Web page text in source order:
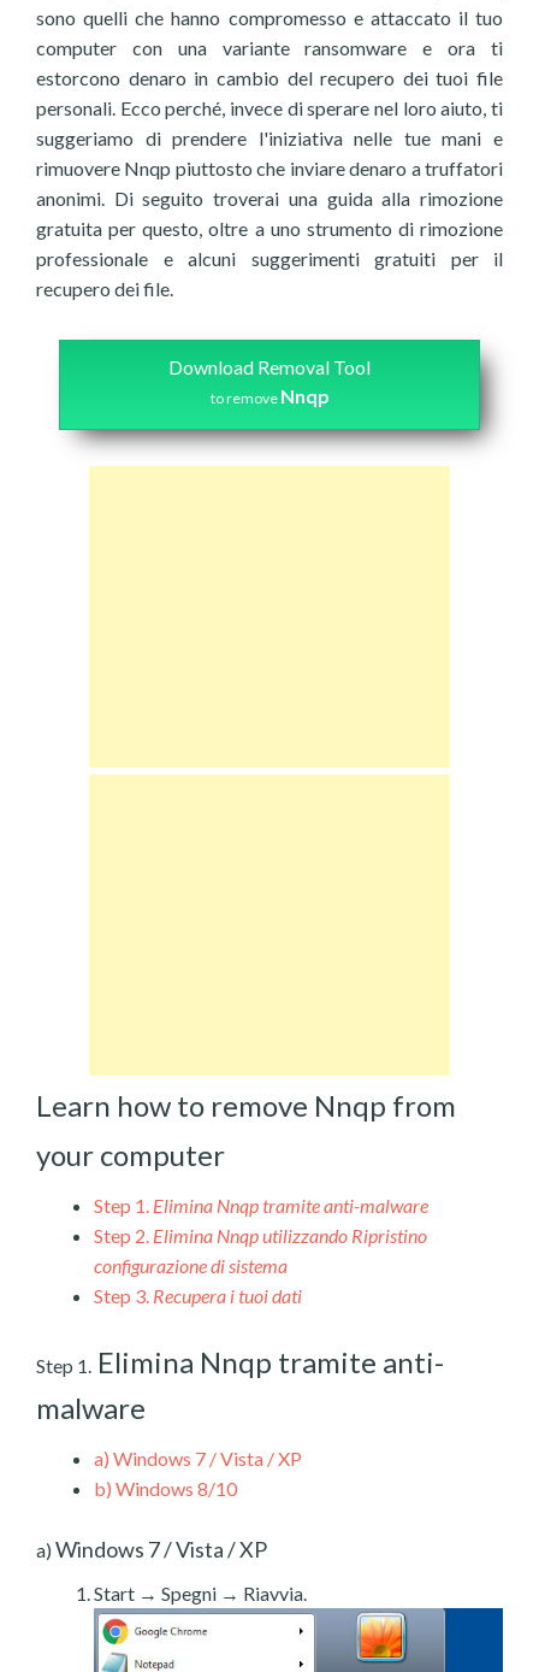
sono quelli che hanno compromesso e attaccato il tuo
computer con una variante ransomware e ora ti
estorcono denaro in cambio del recupero dei tuoi file
personali. Ecco perché, invece di sperare nel loro aiuto, ti
suggeriamo di prendere l'iniziativa nelle tue mani e
rimuovere Nnqp piuttosto che inviare denaro a truffatori
anonimi. Di seguito troverai una guida alla rimozione
gratuita per questo, oltre a uno strumento di rimozione
professionale e alcuni suggerimenti gratuiti per il
recupero dei file.
Download Removal Tool
to remove Nnqp
Learn how to remove Nnqp from
your computer
Step 1. Elimina Nnqp tramite anti-malware
Step 2. Elimina Nnqp utilizzando Ripristino
configurazione di sistema
Step 3. Recupera i tuoi dati
Step 1. Elimina Nnqp tramite anti-
malware
a) Windows 7 / Vista / XP
b) Windows 8/10
a) Windows 7 / Vista / XP
Start → Spegni → Riavvia.